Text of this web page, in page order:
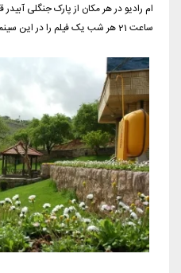
ام رادیو در هر مکان از پارک جنگلی
ساعت 21 هر شب یک فیلم را در این سینما اکران می‌کند.